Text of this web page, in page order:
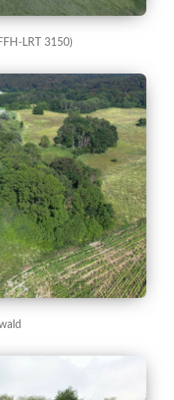
LRT 3150)